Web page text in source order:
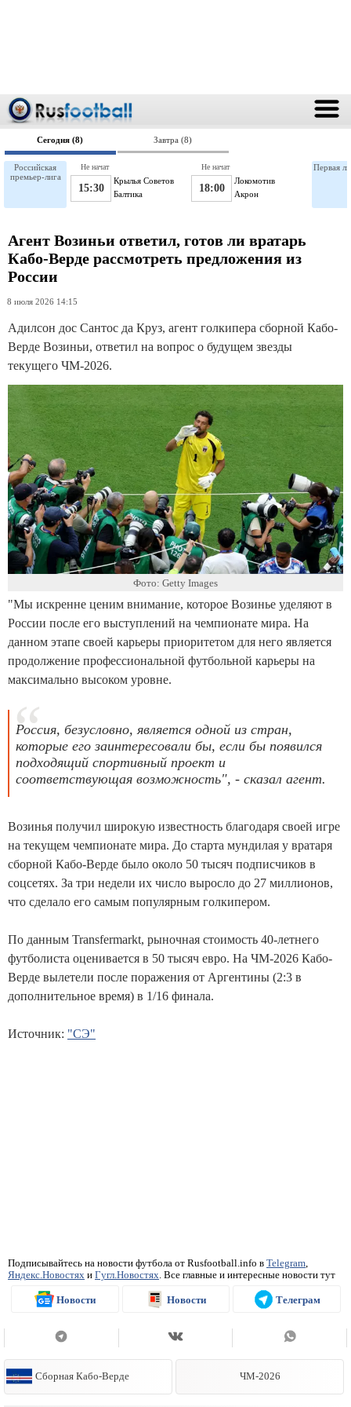
Сегодня (8) Завтра (8)
Российская
премьер-лига
Крылья Советов
15:30 Балтика
Не начат
Локомотив
18:00 Акрон
Не начат Первая
Агент Возиньи ответил, готов ли вратарь
Кабо-Верде рассмотреть предложения из
России
8 июля 2026 14:15
Адилсон дос Сантос да Круз, агент голкипера сборной Кабо-
Верде Возиньи, ответил на вопрос о будущем звезды
текущего ЧМ-2026.
Фото: Getty Images
"Мы искренне ценим внимание, которое Возинье уделяют в
России после его выступлений на чемпионате мира. На
данном этапе своей карьеры приоритетом для него является
продолжение профессиональной футбольной карьеры на
максимально высоком уровне.
Россия, безусловно, является одной из стран,
которые его заинтересовали бы, если бы появился
подходящий спортивный проект и
соответствующая возможность", - сказал агент.
Возинья получил широкую известность благодаря своей игре
на текущем чемпионате мира. До старта мундилая у вратаря
сборной Кабо-Верде было около 50 тысяч подписчиков в
соцсетях. За три недели их число выросло до 27 миллионов,
что сделало его самым популярным голкипером.
По данным Transfermarkt, рыночная стоимость 40-летнего
футболиста оценивается в 50 тысяч евро. На ЧМ-2026 Кабо-
Верде вылетели после поражения от Аргентины (2:3 в
дополнительное время) в 1/16 финала.
Источник: "СЭ"
Подписывайтесь на новости футбола от Rusfootball.info в Telegram,
Яндекс.Новостях и Гугл.Новостях. Все главные и интересные новости тут
Новости Новости Телеграм
Сборная Кабо-Верде ЧМ-2026